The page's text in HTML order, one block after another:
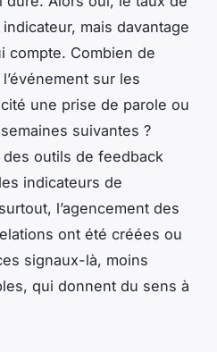
mais davantage
compte. Combien de
sur les
une prise de parole ou
suivantes ?
outils de feedback
indicateurs de
l’agencement des
ont été créées ou
signaux-là, moins
qui donnent du sens à